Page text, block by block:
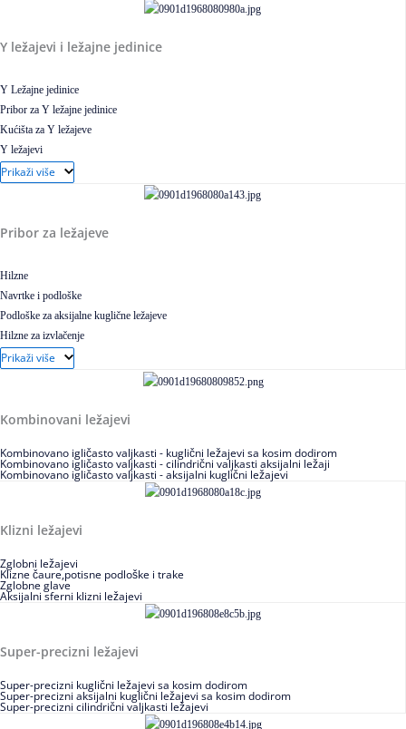
Y ležajevi i ležajne jedinice
Y Ležajne jedinice
Pribor za Y ležajne jedinice
Kućišta za Y ležajeve
Y ležajevi
Y Ležajne jedinice za prehrambenu industriju
Ležajne jedinice sa valjkastim ležajevima
Prikaži više
Pribor za ležajeve
Hilzne
Navrtke i podloške
Podloške za aksijalne kuglične ležajeve
Hilzne za izvlačenje
Ugaoni prstenovi za cilindrično valjkaste ležajeve
Prikaži više
Kombinovani ležajevi
Kombinovano igličasto valjkasti - kuglični ležajevi sa kosim dodirom
Kombinovano igličasto valjkasti - cilindrični valjkasti aksijalni ležaji
Kombinovano igličasto valjkasti - aksijalni kuglični ležajevi
Klizni ležajevi
Zglobni ležajevi
Klizne čaure,potisne podloške i trake
Zglobne glave
Aksijalni sferni klizni ležajevi
Super-precizni ležajevi
Super-precizni kuglični ležajevi sa kosim dodirom
Super-precizni aksijalni kuglični ležajevi sa kosim dodirom
Super-precizni cilindrični valjkasti ležajevi